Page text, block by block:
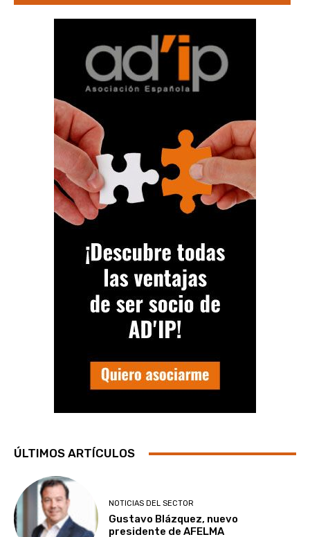
ÚLTIMOS ARTÍCULOS
NOTICIAS DEL SECTOR
Gustavo Blázquez, nuevo
presidente de AFELMA